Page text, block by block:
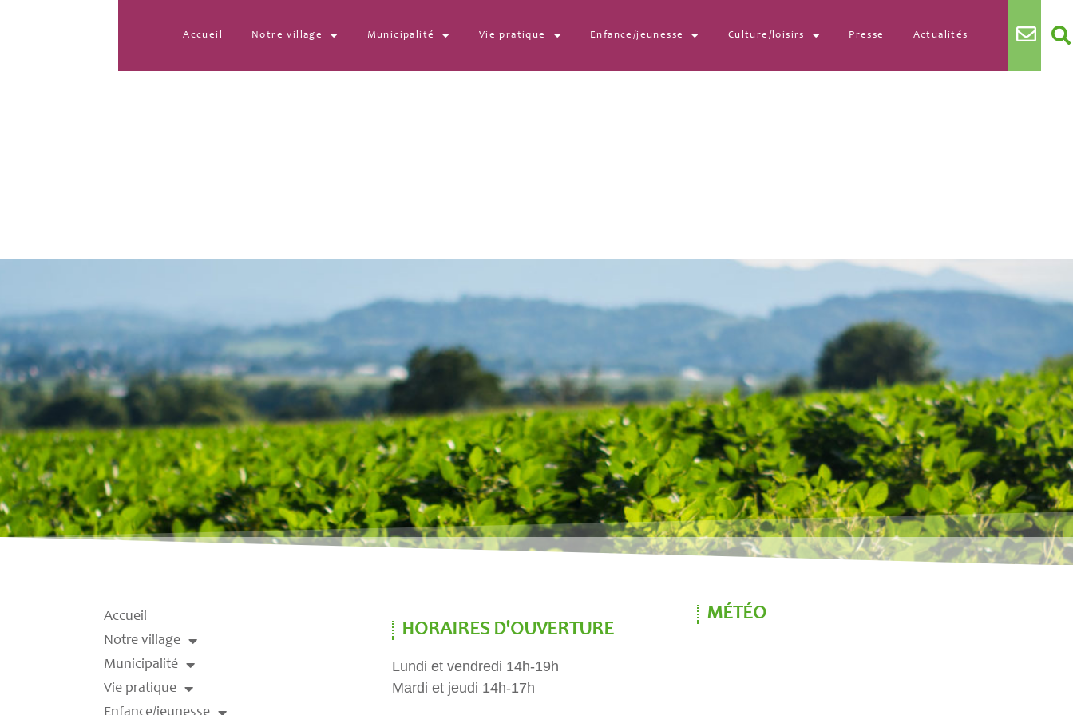
Accueil Notre village Municipalité Vie pratique Enfance/jeunesse Culture/loisirs Presse Actualités
Accueil
Notre village
Municipalité
Vie pratique
HORAIRES D'OUVERTURE
Lundi et vendredi 14h-19h
Mardi et jeudi 14h-17h
MÉTÉO